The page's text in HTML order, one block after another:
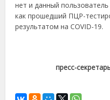
нет и данный
как прошедший ПЦР-
результатом на COVID-19.
пресс-